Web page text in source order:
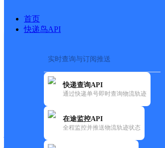
首页
快递鸟API
实时查询与订阅推送
快递查询API
通过快递单号即时查询物流轨迹
在途监控API
全程监控并推送物流轨迹状态
快递大全 > 快递网点
快递大全 快运大全